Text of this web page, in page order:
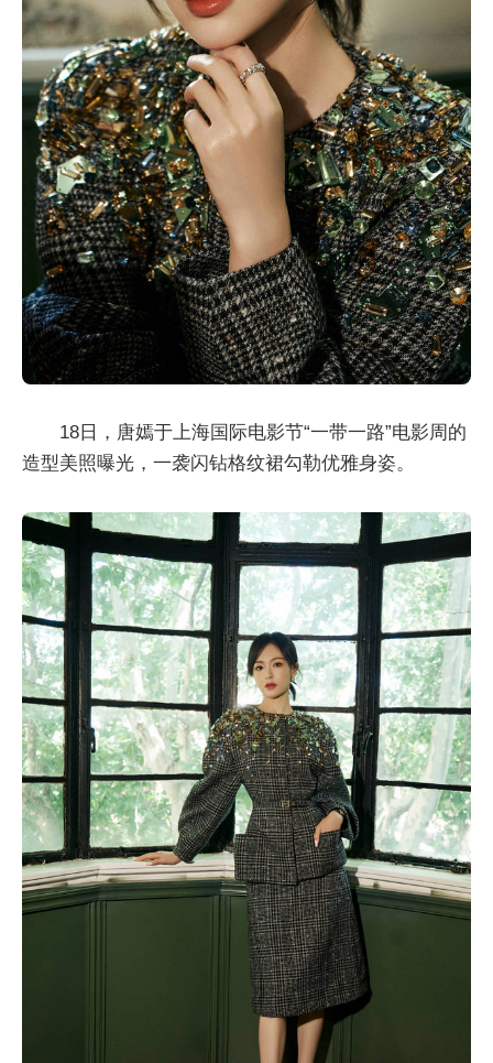
18日，唐嫣于上海国际电影节“一带一路”电影周的
造型美照曝光，一袭闪钻格纹裙勾勒优雅身姿。